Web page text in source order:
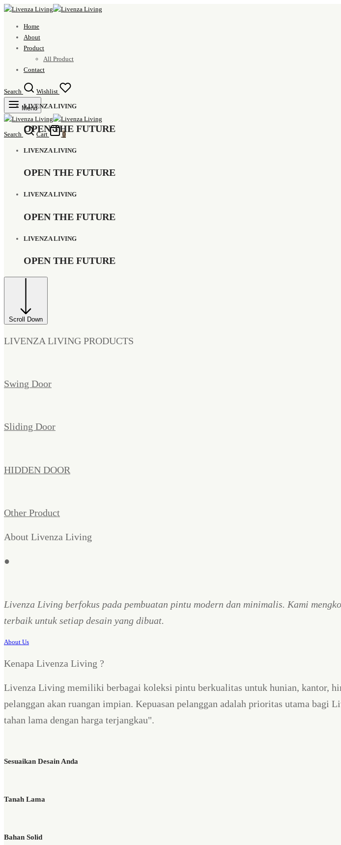
Home
About
Product
All Product
Contact
Search Wishlist
Menu
Search Cart 0
LIVENZA LIVING
OPEN THE FUTURE
LIVENZA LIVING
OPEN THE FUTURE
LIVENZA LIVING
OPEN THE FUTURE
LIVENZA LIVING
OPEN THE FUTURE
Scroll Down
LIVENZA LIVING PRODUCTS
Swing Door
Sliding Door
HIDDEN DOOR
Other Product
About Livenza Living
●
Livenza Living berfokus pada pembuatan pintu modern dan minimalis. Kami
terbaik untuk setiap desain yang dibuat.
About Us
Kenapa Livenza Living ?
Livenza Living memiliki berbagai koleksi pintu berkualitas untuk hunian, kantor,
pelanggan akan ruangan impian. Kepuasan pelanggan adalah prioritas utama
tahan lama dengan harga terjangkau".
Sesuaikan Desain Anda
Tanah Lama
Bahan Solid